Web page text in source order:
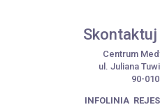
Centrum
ul. Juliana
90-
INFOLINIA